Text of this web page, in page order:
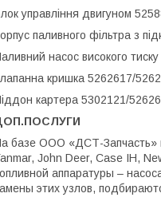
управління двигуном
паливного фільтра з
насос високого
кришка 5262617/
картера 5302121/
базе ООО «ДСТ-Запчасть»
John Deer, Case IH,
аппаратуры –
этих узлов,